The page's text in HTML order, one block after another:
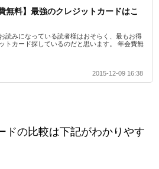
無料】最強のクレジットカードはこ
読みになっている読者様はおそらく、最もお得
トカード探しているのだと思います。 年会費無
2015-12-09 16:38
ドの比較は下記がわかりやす